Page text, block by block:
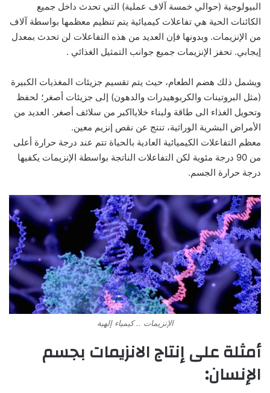
البيولوجية (حوالي خمسة آلاف عملية) التي تحدث داخل جميع
الكائنات الحية هي تفاعلات كيميائية يتم تنظيم معظمها بواسطة آلاف
من الإنزيمات. وبدونها فإن العديد من هذه التفاعلات لن تحدث بمعدل
إيجابي. تحفز الإنزيمات جميع جوانب التمثيل الغذائي .
ويشمل ذلك هضم الطعام، حيث يتم تقسيم جزيئات المغذيات الكبيرة
(مثل البروتينات والكربوهيدرات والدهون) إلى جزيئات أصغر؛ لحفظ
وتحويل الغذاء الى طاقة ولبناء خلايااكبر من سلائف أصغر. العديد من
الأمراض البشرية الوراثية، تنتج عن نقص إنزيم معين.
معظم التفاعلات الكيميائية العادية بالحياة تتم عند درجة حرارة أعلى
من 90 درجة مئوية لكن التفاعلات الناتجة بواسطة الإنزيمات يكفيها
درجة حرارة الجسم.
الإنزيمات .. كيمياء إلهية
أمثلة على إنتاج الانزيمات بجسم
الإنسان: